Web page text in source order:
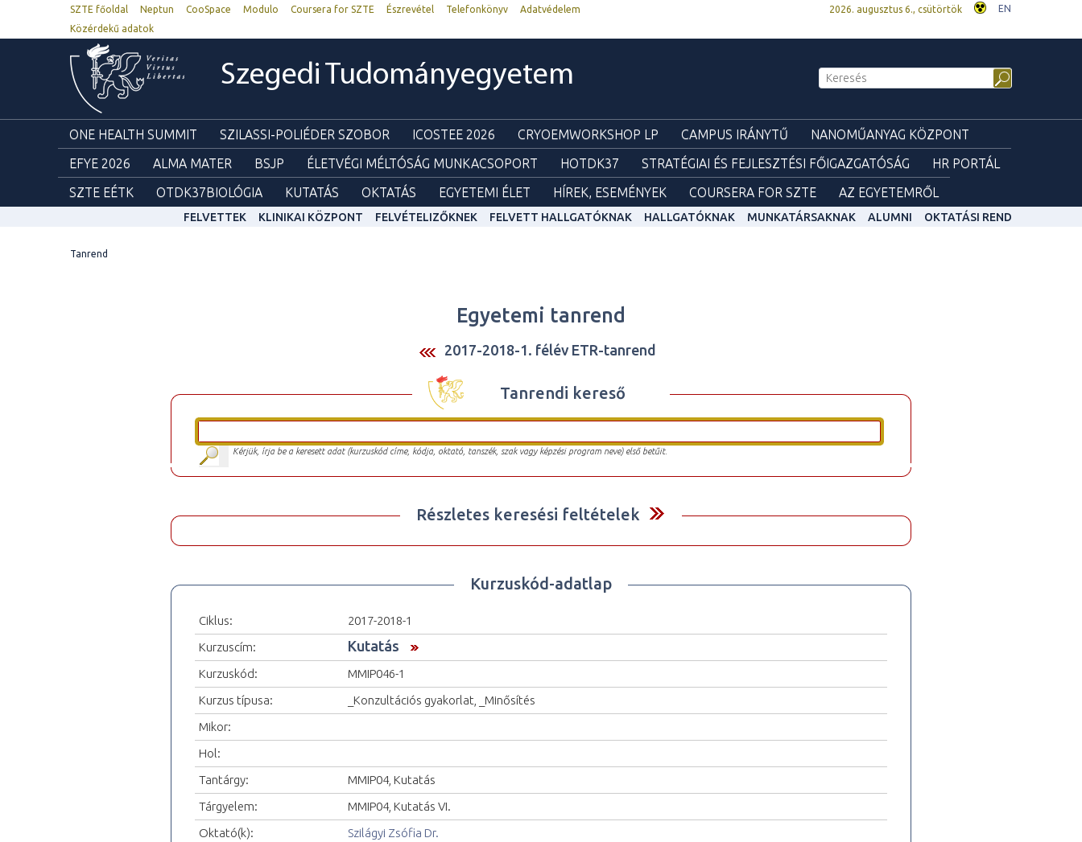
SZTE főoldal Neptun CooSpace Modulo Coursera for SZTE Észrevétel Telefonkönyv
Adatvédelem
Közérdekű adatok
2026. augusztus 6., csütörtök EN
Szegedi Tudományegyetem
ONE HEALTH SUMMIT SZILASSI-POLIÉDER SZOBOR ICOSTEE 2026 CRYOEMWORKSHOP LP CAMPUS IRÁNYTŰ
NANOMŰANYAG KÖZPONT
EFYE 2026
ALMA MATER BSJP ÉLETVÉGI MÉLTÓSÁG MUNKACSOPORT HOTDK37 STRATÉGIAI ÉS FEJLESZTÉSI FŐIGAZGATÓSÁG
HR PORTÁL
SZTE EÉTK
OTDK37BIOLÓGIA KUTATÁS OKTATÁS EGYETEMI ÉLET HÍREK, ESEMÉNYEK COURSERA FOR SZTE AZ EGYETEMRŐL
FELVETTEK KLINIKAI KÖZPONT FELVÉTELIZŐKNEK FELVETT HALLGATÓKNAK HALLGATÓKNAK MUNKATÁRSAKNAK ALUMNI OKTATÁSI REND
Tanrend
Egyetemi tanrend
2017-2018-1. félév ETR-tanrend
Tanrendi kereső
Kérjük, írja be a keresett adat (kurzuskód címe, kódja, oktató, tanszék, szak vagy képzési program neve) első betűit.
Részletes keresési feltételek
Kurzuskód-adatlap
Ciklus:
2017-2018-1
Kurzuscím:
Kutatás
Kurzuskód:
MMIP046-1
Kurzus típusa:
_Konzultációs gyakorlat, _Minősítés
Mikor:
Hol:
Tantárgy:
MMIP04, Kutatás
Tárgyelem:
MMIP04, Kutatás VI.
Oktató(k):
Szilágyi Zsófia Dr.